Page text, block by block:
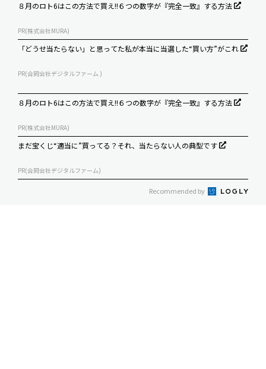
８月のロト6はこの方法で買え!!６つの数字が『完全一致』する方法
PR(株式会社MURA)
「どうせ当たらない」と思ってた私が本当に当選した“買い方”がこれ
PR(合同会社デジタルファーム )
８月のロト6はこの方法で買え!!６つの数字が『完全一致』する方法
PR(株式会社MURA)
まだ宝くじ“適当に”買ってる？それ、当たらない人の典型です
PR(合同会社デジタルファーム)
Recommended by